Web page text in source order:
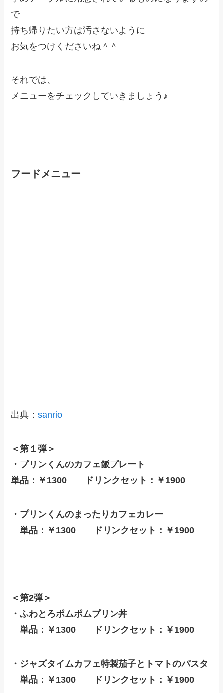
で
持ち帰りたい方は汚さないように
お気をつけくださいね＾＾
それでは、
メニューをチェックしていきましょう♪
フードメニュー
出典：sanrio
＜第１弾＞
・プリンくんのカフェ飯プレート
単品：￥1300 ドリンクセット：￥1900
・プリンくんのまったりカフェカレー
単品：￥1300 ドリンクセット：￥1900
＜第2弾＞
・ふわとろポムポムプリン丼
単品：￥1300 ドリンクセット：￥1900
・ジャズタイムカフェ特製茄子とトマトのパスタ
単品：￥1300 ドリンクセット：￥1900